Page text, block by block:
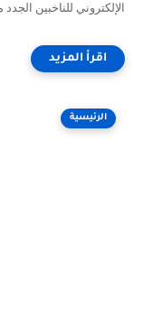
الإلكتروني للناخبين
الرئيسية